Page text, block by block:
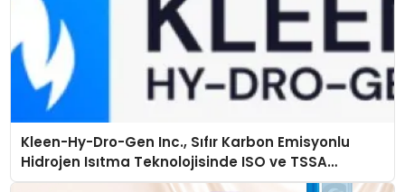
Kleen-Hy-Dro-Gen Inc., Sıfır Karbon Emisyonlu
Hidrojen Isıtma Teknolojisinde ISO ve TSSA
Düzenleyici Onaylarını Aldı